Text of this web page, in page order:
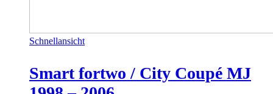
Schnellansicht
Smart fortwo / City Coupé MJ